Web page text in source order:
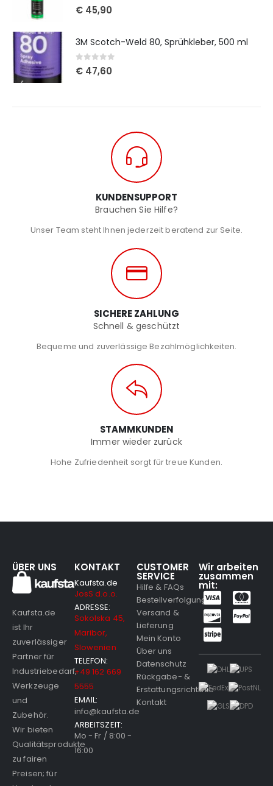
0out of 5
€ 45,90
3M Scotch-Weld 80, Sprühkleber, 500 ml
0out of 5
€ 47,60
KUNDENSUPPORT
Brauchen Sie Hilfe?
Unser Team steht Ihnen jederzeit beratend zur Seite.
SICHERE ZAHLUNG
Schnell & geschützt
Bequeme und zuverlässige Bezahlmöglichkeiten.
STAMMKUNDEN
Immer wieder zurück
Hohe Zufriedenheit sorgt für treue Kunden.
ÜBER UNS
Kaufsta.de
ist Ihr
zuverlässiger
Partner für
Industriebedarf,
Werkzeuge
und
Zubehör.
Wir bieten
Qualitätsprodukte
zu fairen
Preisen; für
KONTAKT
Kaufsta.de
JosS d.o.o.
ADRESSE:
Sokolska 45,
Maribor,
Slowenien
TELEFON:
+49 162 669
5555
EMAIL:
info@kaufsta.de
ARBEITSZEIT:
Mo - Fr / 8:00 -
16:00
CUSTOMER
SERVICE
Hilfe & FAQs
Bestellverfolgung
Versand &
Lieferung
Mein Konto
Über uns
Datenschutz
Rückgabe- &
Erstattungsrichtlinie
Kontakt
Wir arbeiten
zusammen
mit: